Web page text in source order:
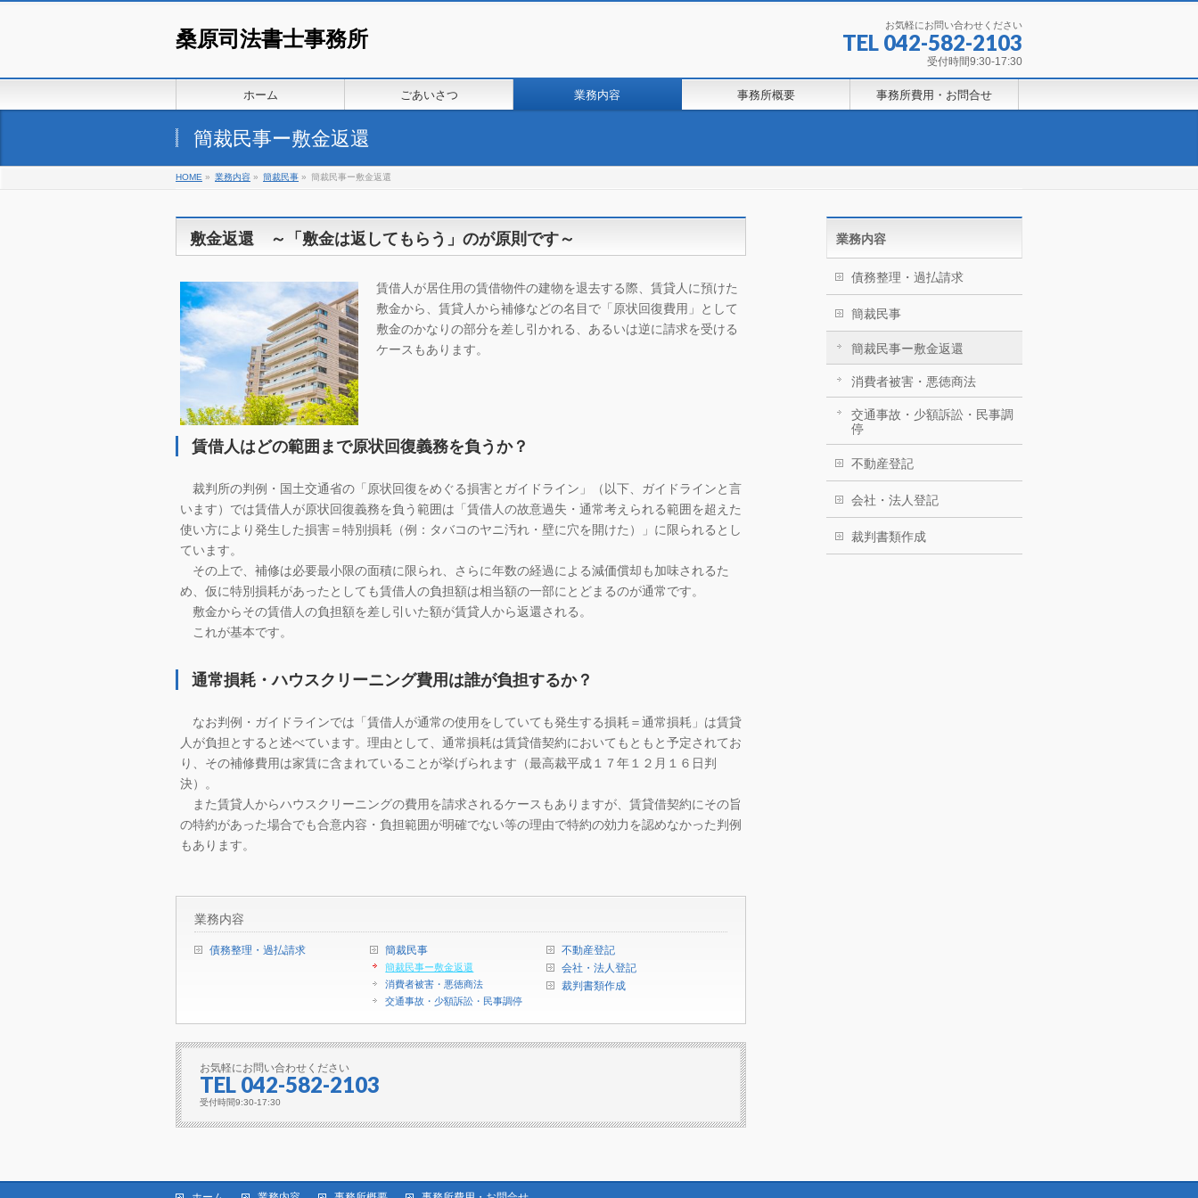
桑原司法書士事務所
お気軽にお問い合わせください
TEL 042-582-2103
受付時間9:30-17:30
ホーム ごあいさつ 業務内容 事務所概要 事務所費用・お問合せ
簡裁民事ー敷金返還
HOME » 業務内容 » 簡裁民事 » 簡裁民事ー敷金返還
敷金返還 ～「敷金は返してもらう」のが原則です～
賃借人が居住用の賃借物件の建物を退去する際、賃貸人に預けた
敷金から、賃貸人から補修などの名目で「原状回復費用」として
敷金のかなりの部分を差し引かれる、あるいは逆に請求を受ける
ケースもあります。
賃借人はどの範囲まで原状回復義務を負うか？
裁判所の判例・国土交通省の「原状回復をめぐる損害とガイドライン」（以下、ガイドラインと言
います）では賃借人が原状回復義務を負う範囲は「賃借人の故意過失・通常考えられる範囲を超えた
使い方により発生した損害＝特別損耗（例：タバコのヤニ汚れ・壁に穴を開けた）」に限られるとし
ています。
その上で、補修は必要最小限の面積に限られ、さらに年数の経過による減価償却も加味されるた
め、仮に特別損耗があったとしても賃借人の負担額は相当額の一部にとどまるのが通常です。
敷金からその賃借人の負担額を差し引いた額が賃貸人から返還される。
これが基本です。
通常損耗・ハウスクリーニング費用は誰が負担するか？
なお判例・ガイドラインでは「賃借人が通常の使用をしていても発生する損耗＝通常損耗」は賃貸
人が負担とすると述べています。理由として、通常損耗は賃貸借契約においてもともと予定されてお
り、その補修費用は家賃に含まれていることが挙げられます（最高裁平成１７年１２月１６日判
決）。
また賃貸人からハウスクリーニングの費用を請求されるケースもありますが、賃貸借契約にその旨
の特約があった場合でも合意内容・負担範囲が明確でない等の理由で特約の効力を認めなかった判例
もあります。
業務内容
債務整理・過払請求 簡裁民事
簡裁民事ー敷金返還
消費者被害・悪徳商法
交通事故・少額訴訟・民事調停
不動産登記
会社・法人登記
裁判書類作成
お気軽にお問い合わせください
TEL 042-582-2103
受付時間9:30-17:30
業務内容
債務整理・過払請求
簡裁民事
簡裁民事ー敷金返還
消費者被害・悪徳商法
交通事故・少額訴訟・民事調
停
不動産登記
会社・法人登記
裁判書類作成